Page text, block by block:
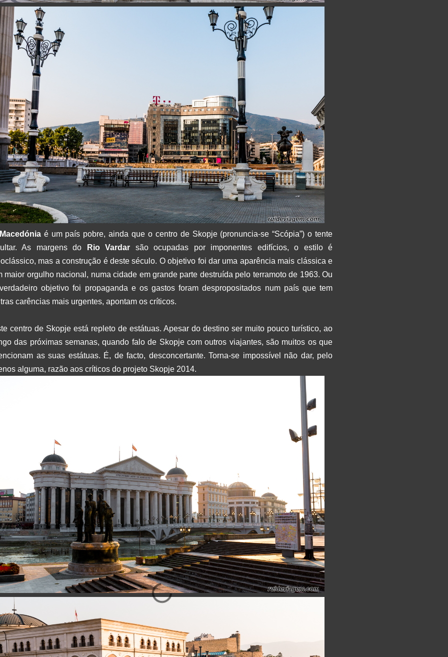
é um país pobre, ainda que o centro de Skopje (pronuncia-se “Scópia”) o tente
As margens do
Rio Vardar são ocupadas por imponentes edifícios, o estilo é
mas a construção é deste século. O objetivo foi dar uma aparência mais clássica e
maior orgulho nacional, numa cidade em grande parte destruída pelo terramoto de 1963. Ou
objetivo foi propaganda e os gastos foram despropositados num país que tem
carências mais urgentes, apontam os críticos.
centro de Skopje está repleto de estátuas. Apesar do destino ser muito pouco turístico, ao
das próximas semanas, quando falo de Skopje com outros viajantes, são muitos os que
as suas estátuas. É, de facto, desconcertante. Torna-se impossível não dar, pelo
alguma, razão aos críticos do projeto Skopje 2014.